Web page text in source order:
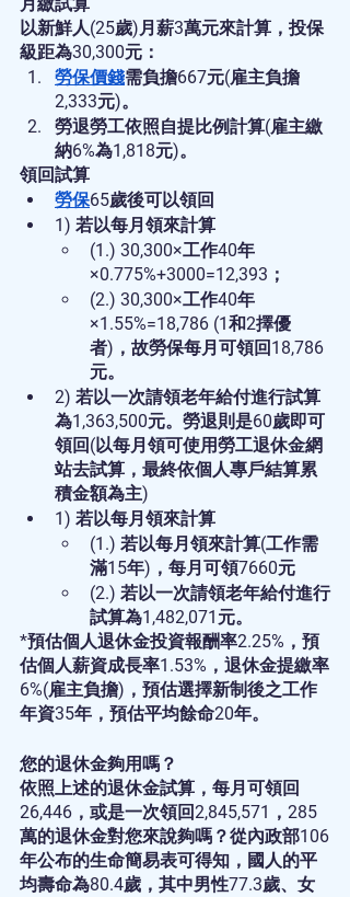
以新鮮人(25歲)月薪3萬元來計算，投保
級距為30,300元：
勞保價錢需負擔667元(雇主負擔
2,333元)。
勞退勞工依照自提比例計算(雇主繳
納6%為1,818元)。
領回試算
勞保65歲後可以領回
1) 若以每月領來計算
(1.) 30,300×工作40年
×0.775%+3000=12,393；
(2.) 30,300×工作40年
×1.55%=18,786 (1和2擇優
者)，故勞保每月可領回18,786
元。
2) 若以一次請領老年給付進行試算
為1,363,500元。勞退則是60歲即可
領回(以每月領可使用勞工退休金網
站去試算，最終依個人專戶結算累
積金額為主)
1) 若以每月領來計算
(1.) 若以每月領來計算(工作需
滿15年)，每月可領7660元
(2.) 若以一次請領老年給付進行
試算為1,482,071元。
*預估個人退休金投資報酬率2.25%，預
估個人薪資成長率1.53%，退休金提繳率
6%(雇主負擔)，預估選擇新制後之工作
年資35年，預估平均餘命20年。
您的退休金夠用嗎？
依照上述的退休金試算，每月可領回
26,446，或是一次領回2,845,571，285
萬的退休金對您來說夠嗎？從內政部106
年公布的生命簡易表可得知，國人的平
均壽命為80.4歲，其中男性77.3歲、女